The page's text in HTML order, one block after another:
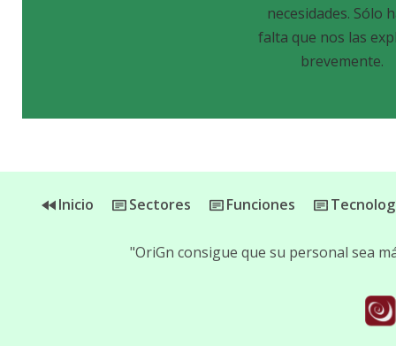
necesidades. Sólo
falta que nos las
brevemente.
Inicio Sectores Funciones
"OriGn consigue que su personal sea